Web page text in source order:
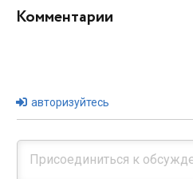
Комментарии
авторизуйтесь